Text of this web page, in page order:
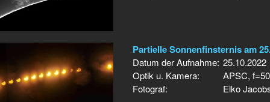
Partielle Sonnenfinsternis am
Datum der Aufnahme: 25.10.2022
Optik u. Kamera:
APSC,
Fotograf:
Elko